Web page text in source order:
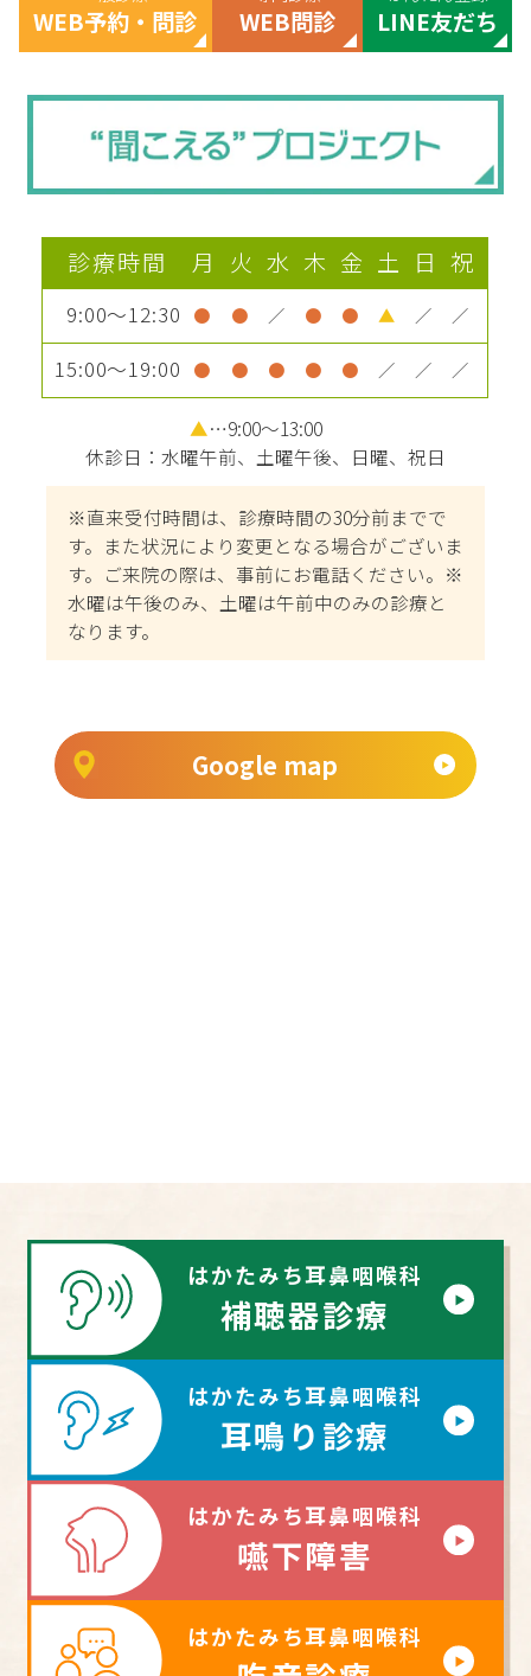
WEB予約・問診 WEB問診 LINE友だち
診療時間 月 火 水 木 金 土 日 祝
9:00～12:30 ● ● ／ ● ● ▲ ／ ／
15:00～19:00 ● ● ● ● ● ／ ／ ／
▲…9:00～13:00
休診日：水曜午前、土曜午後、日曜、祝日
※直来受付時間は、診療時間の30分前までで
す。また状況により変更となる場合がございま
す。ご来院の際は、事前にお電話ください。※
水曜は午後のみ、土曜は午前中のみの診療と
なります。
Google map
はかたみち耳鼻咽喉科
補聴器診療
はかたみち耳鼻咽喉科
耳鳴り診療
はかたみち耳鼻咽喉科
嚥下障害
はかたみち耳鼻咽喉科